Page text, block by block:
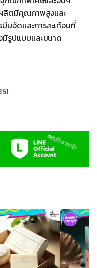
ลิตมีคุณภาพสูงและ
บอัดและการสะเทือนที่
มีรูปแบบและขนาด